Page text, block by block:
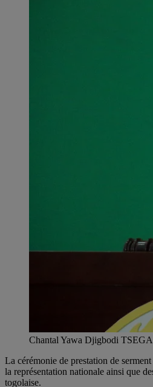
Chantal Yawa Djigbodi
La cérémonie de prestation de
la représentation nationale ainsi que
togolaise.